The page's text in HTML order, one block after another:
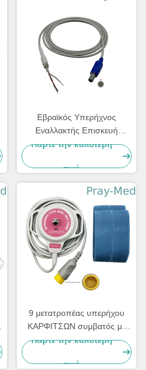
Εβραϊκός Υπερήχνος
Εναλλακτής Επισκευή
καλώδιο 4pin 40 βαθμούς
Πάρτε την καλύτερη
τιμή
9 μετατροπέας υπερήχου
ΚΑΡΦΙΤΣΩΝ συμβατός με
Comen 3m 10ft γκρίζο
Πάρτε την καλύτερη
τιμή